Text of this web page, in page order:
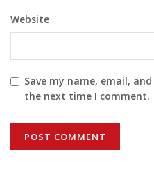
Website
Save my name, email,
the next time I comment.